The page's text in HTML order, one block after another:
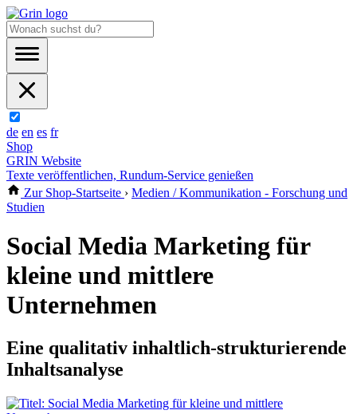
de en es fr
Shop
GRIN Website
Texte veröffentlichen, Rundum-Service genießen
Zur Shop-Startseite › Medien / Kommunikation - Forschung und
Studien
Social Media Marketing für
kleine und mittlere
Unternehmen
Eine qualitativ inhaltlich-strukturierende
Inhaltsanalyse